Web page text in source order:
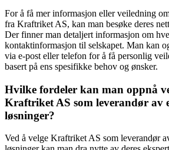
For å få mer informasjon eller veiledning
fra Kraftriket AS, kan man besøke deres
Der finner man detaljert informasjon om
kontaktinformasjon til selskapet. Man kan
via e-post eller telefon for å få personlig
basert på ens spesifikke behov og ønsker.
Hvilke fordeler kan man oppnå
Kraftriket AS som leverandør av
løsninger?
Ved å velge Kraftriket AS som leverandør